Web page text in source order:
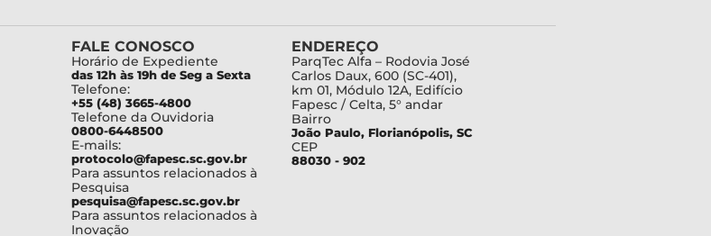
FALE CONOSCO
Horário de Expediente
das 12h às 19h de Seg a Sexta
Telefone:
+55 (48) 3665-4800
Telefone da Ouvidoria
0800-6448500
E-mails:
protocolo@fapesc.sc.gov.br
Para assuntos relacionados à
Pesquisa
pesquisa@fapesc.sc.gov.br
Para assuntos relacionados à
Inovação
ENDEREÇO
ParqTec Alfa – Rodovia José
Carlos Daux, 600 (SC-401),
km 01, Módulo 12A, Edifício
Fapesc / Celta, 5° andar
Bairro
João Paulo, Florianópolis, SC
CEP
88030 - 902